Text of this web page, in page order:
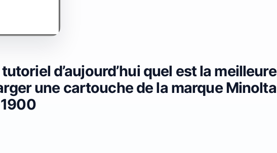
d’aujourd’hui quel est la meilleure
une cartouche de la marque Minolta